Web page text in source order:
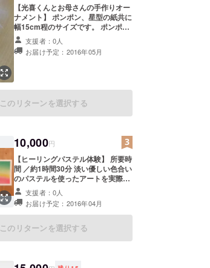
【光喜くんとお母さんの手作りオー
ナメント】 ポンポン、星型の紙共に
幅15cm程のサイズです。 ポンポン
はピンク系、水色系、パープル系、
グリーン系など…色のチョイスはお
任せください。何色が届くかお楽し
支援者：0人
お届け予定：2016年05月
このリターンを選択する
10,000円
【ヒーリングパステル体験】 所要時
間 ／約1時間30分 淡い優しい色合い
のパステルを使ったアートを実際に
ご自身で体験していただきます。は
じめての方でも簡単にできる方法を
お伝えしますので、どなたでもご参
加いただけます。自然界にあるもの
や心のおもむくままに表現していま
支援者：0人
お届け予定：2016年04月
このリターンを選択する